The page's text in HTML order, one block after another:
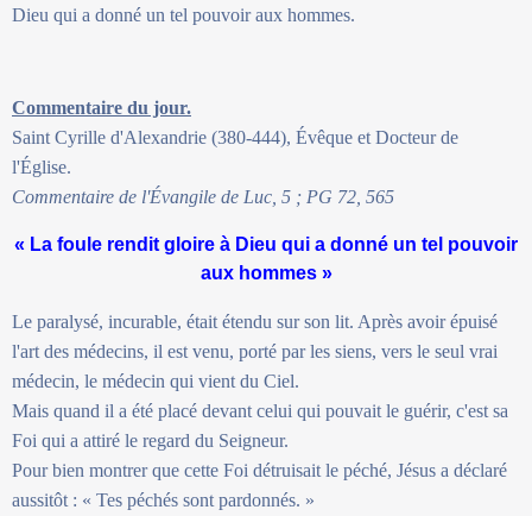
Dieu qui a donné un tel pouvoir aux hommes.
Commentaire du jour.
Saint Cyrille d'Alexandrie (380-444), Évêque et Docteur de
l'Église.
Commentaire de l'Évangile de Luc, 5 ; PG 72, 565
« La foule rendit gloire à Dieu qui a donné un tel pouvoir
aux hommes »
Le paralysé, incurable, était étendu sur son lit. Après avoir épuisé
l'art des médecins, il est venu, porté par les siens, vers le seul vrai
médecin, le médecin qui vient du Ciel.
Mais quand il a été placé devant celui qui pouvait le guérir, c'est sa
Foi qui a attiré le regard du Seigneur.
Pour bien montrer que cette Foi détruisait le péché, Jésus a déclaré
aussitôt : « Tes péchés sont pardonnés. »